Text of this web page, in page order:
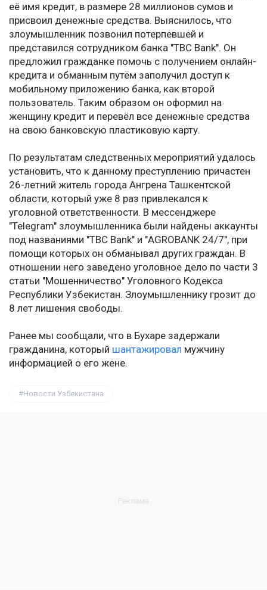
её имя кредит, в размере 28 миллионов сумов и
присвоил денежные средства. Выяснилось, что
злоумышленник позвонил потерпевшей и
представился сотрудником банка "TBC Bank". Он
предложил гражданке помочь с получением онлайн-
кредита и обманным путём заполучил доступ к
мобильному приложению банка, как второй
пользователь. Таким образом он оформил на
женщину кредит и перевёл все денежные средства
на свою банковскую пластиковую карту.
По результатам следственных мероприятий удалось
установить, что к данному преступлению причастен
26-летний житель города Ангрена Ташкентской
области, который уже 8 раз привлекался к
уголовной ответственности. В мессенджере
"Telegram" злоумышленника были найдены аккаунты
под названиями "TBC Bank" и "AGROBANK 24/7", при
помощи которых он обманывал других граждан. В
отношении него заведено уголовное дело по части 3
статьи "Мошенничество" Уголовного Кодекса
Республики Узбекистан. Злоумышленнику грозит до
8 лет лишения свободы.
Ранее мы сообщали, что в Бухаре задержали
гражданина, который шантажировал мужчину
информацией о его жене.
Новости Узбекистана